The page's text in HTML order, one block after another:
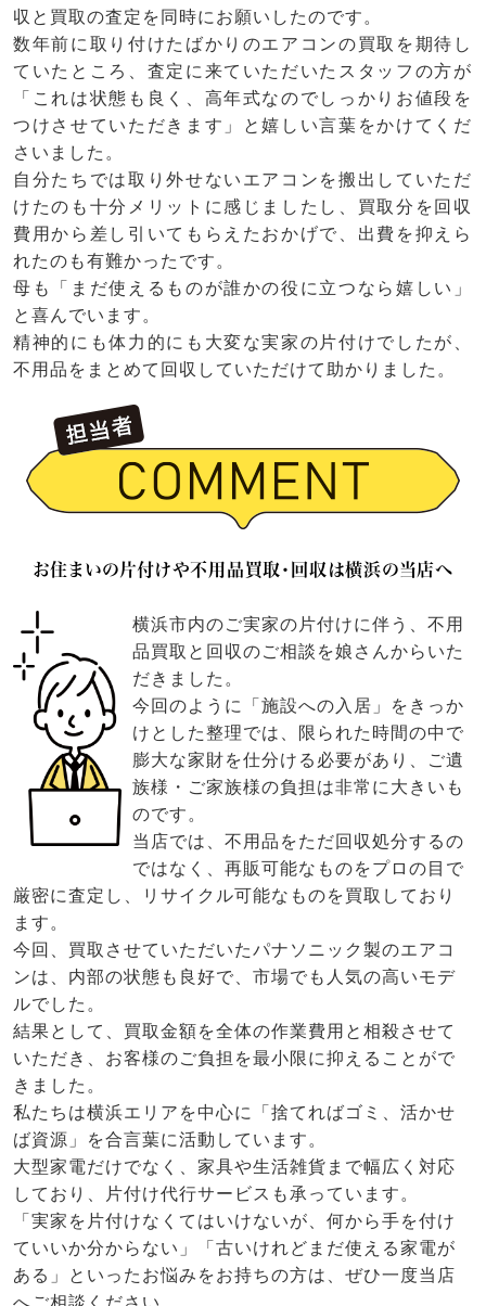
収と買取の査定を同時にお願いしたのです。
数年前に取り付けたばかりのエアコンの買取を期待し
ていたところ、査定に来ていただいたスタッフの方が
「これは状態も良く、高年式なのでしっかりお値段を
つけさせていただきます」と嬉しい言葉をかけてくだ
さいました。
自分たちでは取り外せないエアコンを搬出していただ
けたのも十分メリットに感じましたし、買取分を回収
費用から差し引いてもらえたおかげで、出費を抑えら
れたのも有難かったです。
母も「まだ使えるものが誰かの役に立つなら嬉しい」
と喜んでいます。
精神的にも体力的にも大変な実家の片付けでしたが、
不用品をまとめて回収していただけて助かりました。
お住まいの片付けや不用品買取・回収は横浜の当店へ
横浜市内のご実家の片付けに伴う、不用
品買取と回収のご相談を娘さんからいた
だきました。
今回のように「施設への入居」をきっか
けとした整理では、限られた時間の中で
膨大な家財を仕分ける必要があり、ご遺
族様・ご家族様の負担は非常に大きいも
のです。
当店では、不用品をただ回収処分するの
ではなく、再販可能なものをプロの目で
厳密に査定し、リサイクル可能なものを買取しており
ます。
今回、買取させていただいたパナソニック製のエアコ
ンは、内部の状態も良好で、市場でも人気の高いモデ
ルでした。
結果として、買取金額を全体の作業費用と相殺させて
いただき、お客様のご負担を最小限に抑えることがで
きました。
私たちは横浜エリアを中心に「捨てればゴミ、活かせ
ば資源」を合言葉に活動しています。
大型家電だけでなく、家具や生活雑貨まで幅広く対応
しており、片付け代行サービスも承っています。
「実家を片付けなくてはいけないが、何から手を付け
ていいか分からない」「古いけれどまだ使える家電が
ある」といったお悩みをお持ちの方は、ぜひ一度当店
へご相談ください。